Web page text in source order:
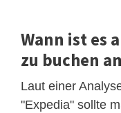
Wann ist es
zu buchen
Laut einer
"Expedia" sollte